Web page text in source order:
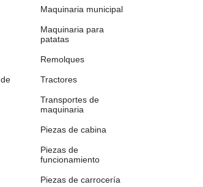
Maquinaria municipal
Maquinaria para
patatas
Remolques
Tractores
Transportes de
maquinaria
Piezas de cabina
Piezas de
funcionamiento
Piezas de carrocería